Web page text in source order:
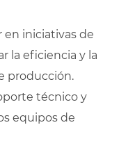
iniciativas de
la eficiencia y la
producción.
técnico y
equipos de